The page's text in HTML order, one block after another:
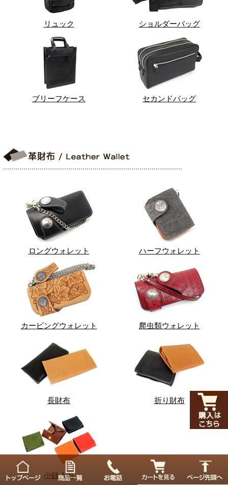
リュック ショルダーバッグ
ブリーフケース セカンドバッグ
ロングウォレット ハーフウォレット
カービングウォレット 爬虫類ウォレット
長財布 折り財布
小銭入れ